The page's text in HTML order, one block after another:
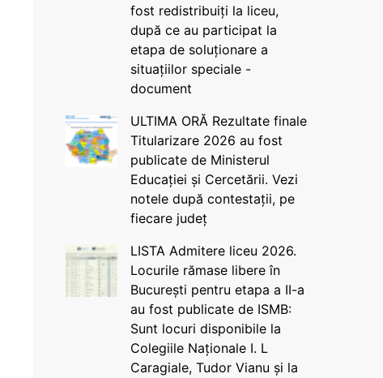
fost redistribuiți la liceu,
după ce au participat la
etapa de soluționare a
situațiilor speciale -
document
ULTIMA ORĂ Rezultate finale
Titularizare 2026 au fost
publicate de Ministerul
Educației și Cercetării. Vezi
notele după contestații, pe
fiecare județ
LISTA Admitere liceu 2026.
Locurile rămase libere în
București pentru etapa a II-a
au fost publicate de ISMB:
Sunt locuri disponibile la
Colegiile Naționale I. L
Caragiale, Tudor Vianu și la